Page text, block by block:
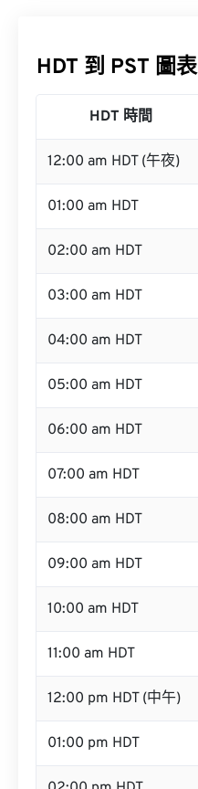
HDT 到 PST 圖表
HDT 時間
12:00 am HDT (午夜)
01:00 am HDT
02:00 am HDT
03:00 am HDT
04:00 am HDT
05:00 am HDT
06:00 am HDT
07:00 am HDT
08:00 am HDT
09:00 am HDT
10:00 am HDT
11:00 am HDT
12:00 pm HDT (中午)
01:00 pm HDT